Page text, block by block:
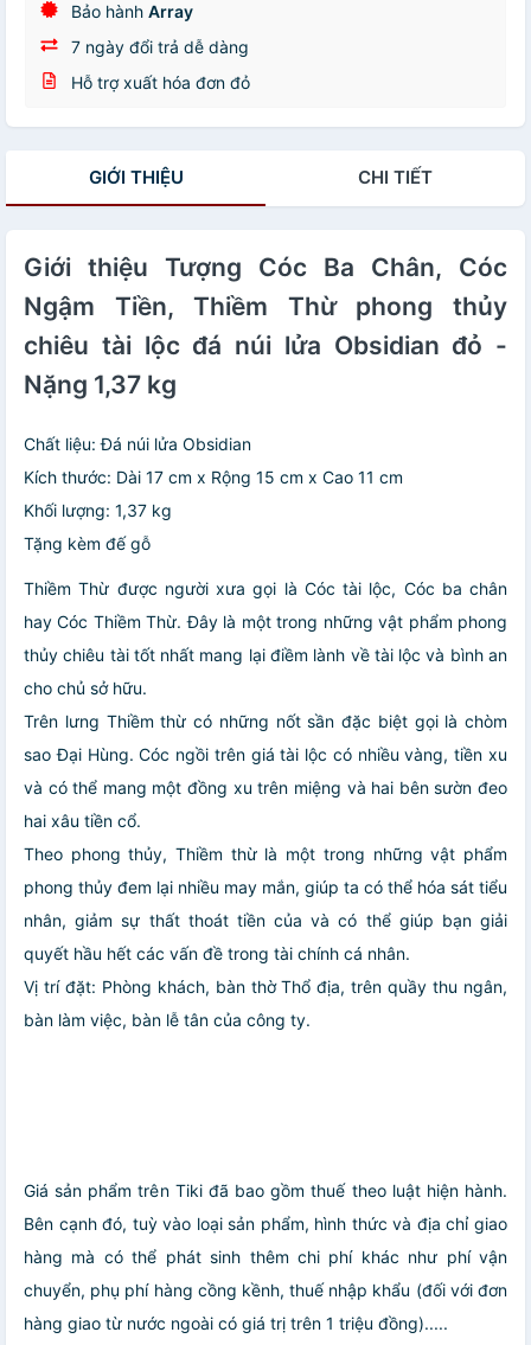
Bảo hành Array
7 ngày đổi trả dễ dàng
Hỗ trợ xuất hóa đơn đỏ
GIỚI THIỆU CHI TIẾT
Giới thiệu Tượng Cóc Ba Chân, Cóc
Ngậm Tiền, Thiềm Thừ phong thủy
chiêu tài lộc đá núi lửa Obsidian đỏ -
Nặng 1,37 kg
Chất liệu: Đá núi lửa Obsidian
Kích thước: Dài 17 cm x Rộng 15 cm x Cao 11 cm
Khối lượng: 1,37 kg
Tặng kèm đế gỗ
Thiềm Thừ được người xưa gọi là Cóc tài lộc, Cóc ba chân
hay Cóc Thiềm Thừ. Đây là một trong những vật phẩm phong
thủy chiêu tài tốt nhất mang lại điềm lành về tài lộc và bình an
cho chủ sở hữu.
Trên lưng Thiềm thừ có những nốt sần đặc biệt gọi là chòm
sao Đại Hùng. Cóc ngồi trên giá tài lộc có nhiều vàng, tiền xu
và có thể mang một đồng xu trên miệng và hai bên sườn đeo
hai xâu tiền cổ.
Theo phong thủy, Thiềm thừ là một trong những vật phẩm
phong thủy đem lại nhiều may mắn, giúp ta có thể hóa sát tiểu
nhân, giảm sự thất thoát tiền của và có thể giúp bạn giải
quyết hầu hết các vấn đề trong tài chính cá nhân.
Vị trí đặt: Phòng khách, bàn thờ Thổ địa, trên quầy thu ngân,
bàn làm việc, bàn lễ tân của công ty.
Giá sản phẩm trên Tiki đã bao gồm thuế theo luật hiện hành.
Bên cạnh đó, tuỳ vào loại sản phẩm, hình thức và địa chỉ giao
hàng mà có thể phát sinh thêm chi phí khác như phí vận
chuyển, phụ phí hàng cồng kềnh, thuế nhập khẩu (đối với đơn
hàng giao từ nước ngoài có giá trị trên 1 triệu đồng).....